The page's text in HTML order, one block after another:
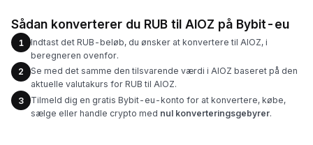
Sådan konverterer du RUB til AIOZ på Bybit-eu
1
Indtast det RUB-beløb, du ønsker at konvertere til AIOZ, i
beregneren ovenfor.
2
Se med det samme den tilsvarende værdi i AIOZ baseret på den
aktuelle valutakurs for RUB til AIOZ.
3
Tilmeld dig en gratis Bybit-eu-konto for at konvertere, købe,
sælge eller handle crypto med nul konverteringsgebyrer.